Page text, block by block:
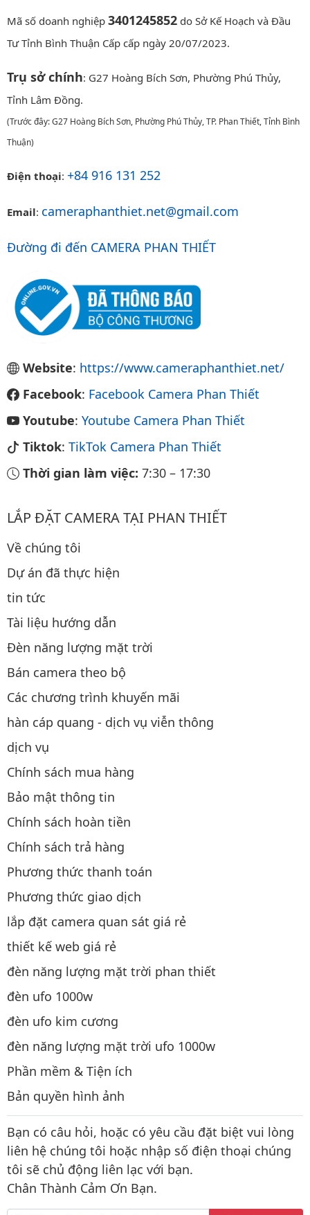
Mã số doanh nghiệp 3401245852 do Sở Kế Hoạch và Đầu
Tư Tỉnh Bình Thuận Cấp cấp ngày 20/07/2023.
Trụ sở chính: G27 Hoàng Bích Sơn, Phường Phú Thủy,
Tỉnh Lâm Đồng.
(Trước đây: G27 Hoàng Bích Sơn, Phường Phú Thủy, TP. Phan Thiết, Tỉnh Bình
Thuận)
Điện thoại: +84 916 131 252
Email: cameraphanthiet.net@gmail.com
Đường đi đến CAMERA PHAN THIẾT
Website: https://www.cameraphanthiet.net/
Facebook: Facebook Camera Phan Thiết
Youtube: Youtube Camera Phan Thiết
Tiktok: TikTok Camera Phan Thiết
Thời gian làm việc: 7:30 – 17:30
LẮP ĐẶT CAMERA TẠI PHAN THIẾT
Về chúng tôi
Dự án đã thực hiện
tin tức
Tài liệu hướng dẫn
Đèn năng lượng mặt trời
Bán camera theo bộ
Các chương trình khuyến mãi
hàn cáp quang - dịch vụ viễn thông
dịch vụ
Chính sách mua hàng
Bảo mật thông tin
Chính sách hoàn tiền
Chính sách trả hàng
Phương thức thanh toán
Phương thức giao dịch
lắp đặt camera quan sát giá rẻ
thiết kế web giá rẻ
đèn năng lượng mặt trời phan thiết
đèn ufo 1000w
đèn ufo kim cương
đèn năng lượng mặt trời ufo 1000w
Phần mềm & Tiện ích
Bản quyền hình ảnh
Bạn có câu hỏi, hoặc có yêu cầu đặt biệt vui lòng
liên hệ chúng tôi hoặc nhập số điện thoại chúng
tôi sẽ chủ động liên lạc với bạn.
Chân Thành Cảm Ơn Bạn.